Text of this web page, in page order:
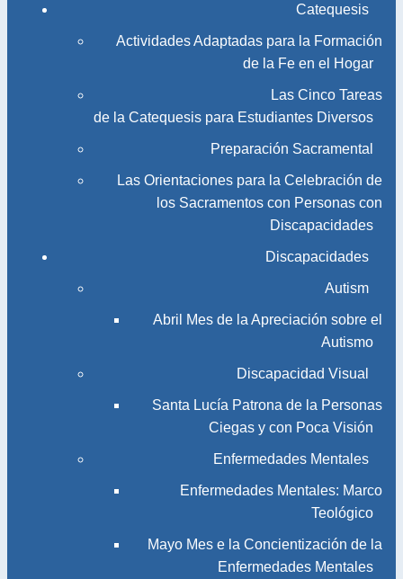
Catequesis
Actividades Adaptadas para la Formación
de la Fe en el Hogar
Las Cinco Tareas
de la Catequesis para Estudiantes Diversos
Preparación Sacramental
Las Orientaciones para la Celebración de
los Sacramentos con Personas con
Discapacidades
Discapacidades
Autism
Abril Mes de la Apreciación sobre el
Autismo
Discapacidad Visual
Santa Lucía Patrona de la Personas
Ciegas y con Poca Visión
Enfermedades Mentales
Enfermedades Mentales: Marco
Teológico
Mayo Mes e la Concientización de la
Enfermedades Mentales